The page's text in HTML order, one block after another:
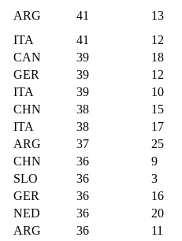
ARG 41
13
ITA 41
12
CAN 39
18
GER 39
12
ITA 39
10
CHN 38
15
ITA 38
17
ARG 37
25
CHN 36
9
SLO 36
3
GER 36
16
NED 36
20
ARG 36
11